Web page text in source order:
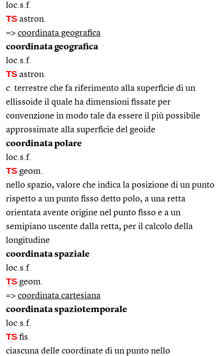
loc.s.f.
TS astron.
=> coordinata geografica
coordinata geografica
loc.s.f.
TS astron.
c. terrestre che fa riferimento alla superficie di un
ellissoide il quale ha dimensioni fissate per
convenzione in modo tale da essere il più possibile
approssimate alla superficie del geoide
coordinata polare
loc.s.f.
TS geom.
nello spazio, valore che indica la posizione di un punto
rispetto a un punto fisso detto polo, a una retta
orientata avente origine nel punto fisso e a un
semipiano uscente dalla retta, per il calcolo della
longitudine
coordinata spaziale
loc.s.f.
TS geom.
=> coordinata cartesiana
coordinata spaziotemporale
loc.s.f.
TS fis.
ciascuna delle coordinate di un punto nello